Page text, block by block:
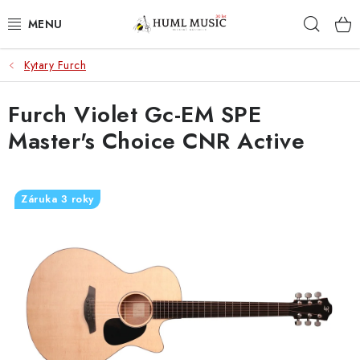
na
KYTARY
UKULELE
DECHY
KLÁVESY
ZVUK
KYTAROVÉ PŘÍSLUŠENSTVÍ
Kytary Furch
Furch Violet Gc-EM SPE
Master's Choice CNR Active
Záruka 3 roky